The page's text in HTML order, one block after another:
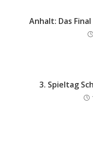
Anhalt: Das
3. Spieltag